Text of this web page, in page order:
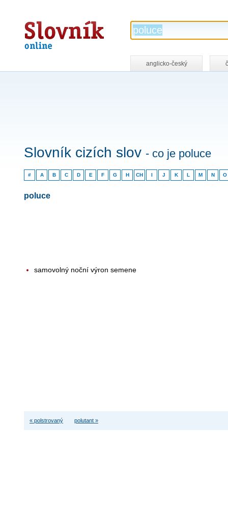
Slovník
online
anglicko-český
Slovník cizích slov - co je poluce
# A B C D E F G H CH I J K L M N O
poluce
samovolný noční výron semene
« polstrovaný polutant »